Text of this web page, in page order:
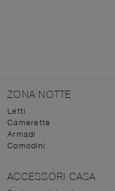
ZONA NOTTE
Letti
Camerette
Armadi
Comodini
ACCESSORI CASA